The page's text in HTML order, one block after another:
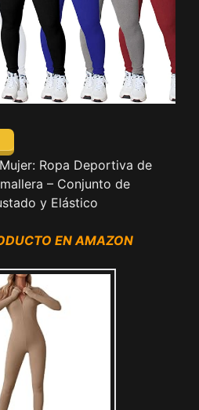
Ropa Deportiva de
– Conjunto de
y Elástico
EN AMAZON